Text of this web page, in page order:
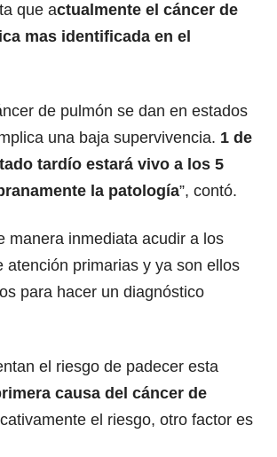
que actualmente el cáncer de
mas identificada en el
de pulmón se dan en estados
una baja supervivencia. 1 de
tardío estará vivo a los 5
la patología”, contó.
manera inmediata acudir a los
primarias y ya son ellos
para hacer un diagnóstico
el riesgo de padecer esta
causa del cáncer de
el riesgo, otro factor es